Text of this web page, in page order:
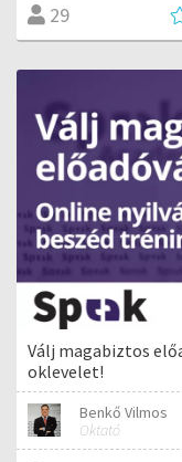
29
Válj magabiztos
oklevelet!
Benkő Vilmos
Oktató